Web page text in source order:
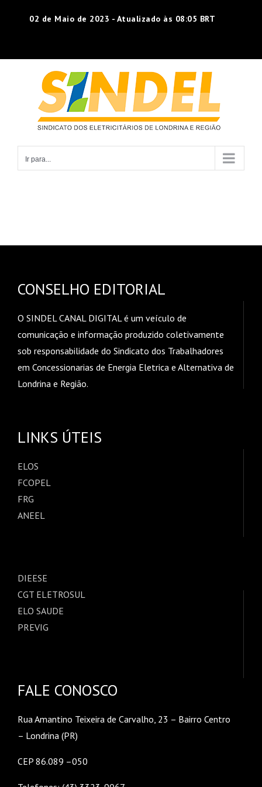
conteúdo
02 de Maio de 2023 - Atualizado às 08:05 BRT
Ir para...
CONSELHO EDITORIAL
O SINDEL CANAL DIGITAL é um veículo de
comunicação e informação produzido coletivamente
sob responsabilidade do Sindicato dos Trabalhadores
em Concessionarias de Energia Eletrica e Alternativa de
Londrina e Região.
LINKS ÚTEIS
ELOS
FCOPEL
FRG
ANEEL
DIEESE
CGT ELETROSUL
ELO SAUDE
PREVIG
FALE CONOSCO
Rua Amantino Teixeira de Carvalho, 23 – Bairro Centro
– Londrina (PR)
CEP 86.089 –050